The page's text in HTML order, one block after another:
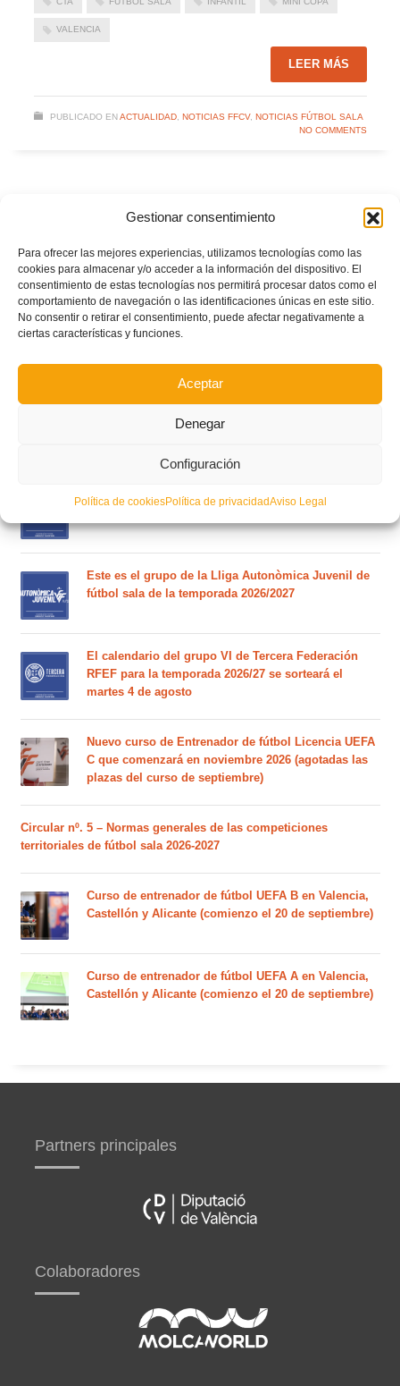
Gestionar consentimiento
Para ofrecer las mejores experiencias, utilizamos tecnologías como las
cookies para almacenar y/o acceder a la información del dispositivo. El
consentimiento de estas tecnologías nos permitirá procesar datos como el
comportamiento de navegación o las identificaciones únicas en este sitio.
No consentir o retirar el consentimiento, puede afectar negativamente a
ciertas características y funciones.
Aceptar
Denegar
Configuración
Política de cookiesPolítica de privacidadAviso Legal
VALENCIA
LEER MÁS
PUBLICADO EN ACTUALIDAD, NOTICIAS FFCV, NOTICIAS FÚTBOL SALA
NO COMMENTS
POSTS RECIENTES
Estos son los dos grupos y calendarios de Lliga
Comunitat para la temporada 2026/2027
Circular nº. 7 – IV Supercopa Comunitat FFCV Futsal
Este es el grupo VI y calendario de Tercera
Este es el grupo de la Lliga Autonòmica Juvenil de
fútbol sala de la temporada 2026/2027
El calendario del grupo VI de Tercera Federación
RFEF para la temporada 2026/27 se sorteará el
martes 4 de agosto
Nuevo curso de Entrenador de fútbol Licencia UEFA
C que comenzará en noviembre 2026 (agotadas las
plazas del curso de septiembre)
Circular nº. 5 – Normas generales de las competiciones
territoriales de fútbol sala 2026-2027
Curso de entrenador de fútbol UEFA B en Valencia,
Castellón y Alicante (comienzo el 20 de septiembre)
Curso de entrenador de fútbol UEFA A en Valencia,
Castellón y Alicante (comienzo el 20 de septiembre)
Partners principales
Colaboradores